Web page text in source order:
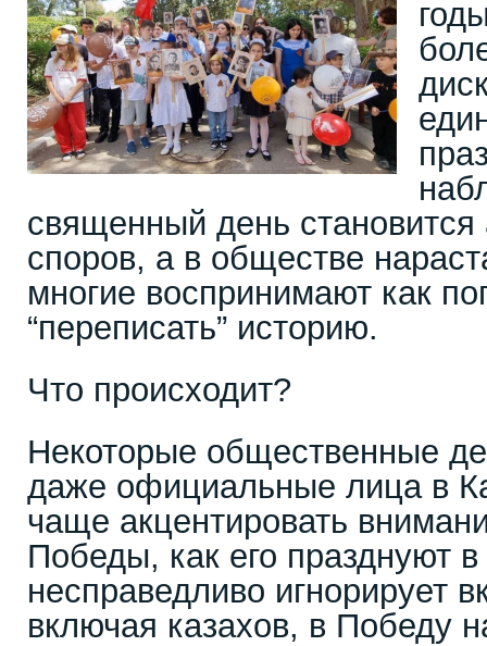
священный день
споров, а в обществе
многие воспринимают как
“переписать” историю.
Что происходит?
Некоторые общественные
даже официальные лица в
чаще акцентировать
Победы, как его празднуют
несправедливо игнорирует
включая казахов, в Победу